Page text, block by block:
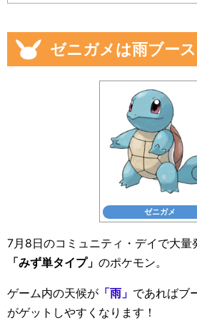
ゼニガメは雨ブース
ゼニガメ
7月8日のコミュニティ・デイで大量
「みず単タイプ」 のポケモン。
ゲーム内の天候が 「雨」 であればブ
がゲットしやすくなります！